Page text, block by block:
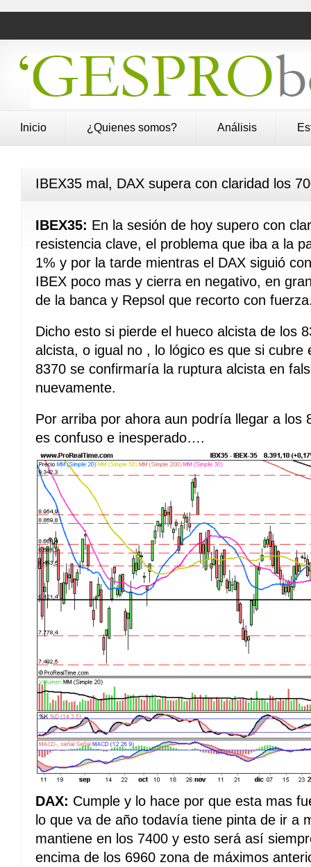
Inicio ¿Quienes somos? Análisis
IBEX35 mal, DAX supera con claridad los
IBEX35: En la sesión de hoy supero con
resistencia clave, el problema que iba a la
1% y por la tarde mientras el DAX siguió
IBEX poco mas y cierra en negativo, en
de la banca y Repsol que recorto con
Dicho esto si pierde el hueco alcista de los
alcista, o igual no , lo lógico es que si cubre
8370 se confirmaría la ruptura alcista en
nuevamente.
Por arriba por ahora aun podría llegar a los
es confuso e inesperado….
DAX: Cumple y lo hace por que esta mas
lo que va de año todavía tiene pinta de ir a
mantiene en los 7400 y esto será así
encima de los 6960 zona de máximos